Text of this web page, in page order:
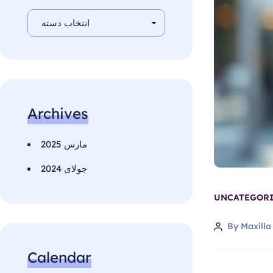
By
Archives
مارس 2025
جولای 2024
Calendar